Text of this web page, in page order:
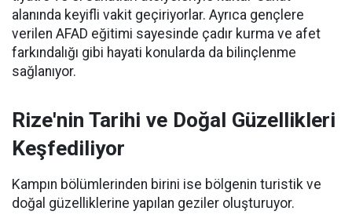
alanında keyifli vakit geçiriyorlar. Ayrıca gençlere
verilen AFAD eğitimi sayesinde çadır kurma ve afet
farkındalığı gibi hayati konularda da bilinçlenme
sağlanıyor.
Rize'nin Tarihi ve Doğal Güzellikleri
Keşfediliyor
Kampın bölümlerinden birini ise bölgenin turistik ve
doğal güzelliklerine yapılan geziler oluşturuyor.